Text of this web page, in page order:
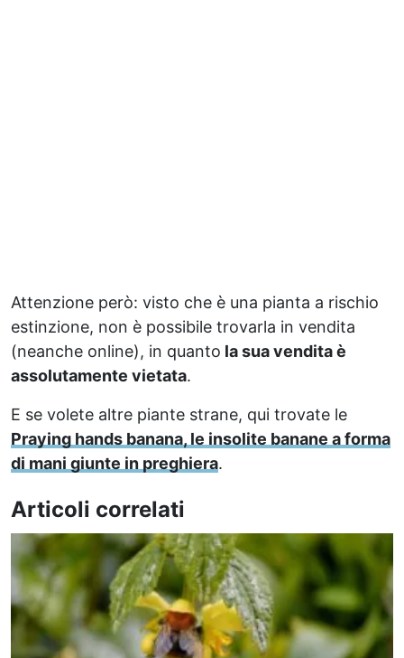
Attenzione però: visto che è una pianta a rischio
estinzione, non è possibile trovarla in vendita
(neanche online), in quanto la sua vendita è
assolutamente vietata.
E se volete altre piante strane, qui trovate le
Praying hands banana, le insolite banane a forma
di mani giunte in preghiera.
Articoli correlati